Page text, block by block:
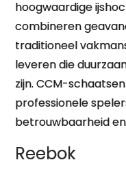
hoogwaardige
combineren
traditioneel
leveren die
zijn. CCM-
professionele
betrouwbaarheid
Reebok